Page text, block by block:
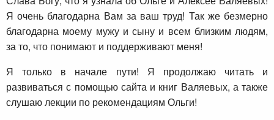
Я очень благодарна Вам за ваш труд! Так же безмерно
благодарна моему мужу и сыну и всем близким людям,
за то, что понимают и поддерживают меня!
Я только в начале пути! Я продолжаю читать и
развиваться с помощью сайта и книг Валяевых, а также
слушаю лекции по рекомендациям Ольги!